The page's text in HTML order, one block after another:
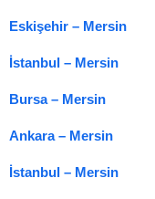
Eskişehir – Mersin
İstanbul – Mersin
Bursa – Mersin
Ankara – Mersin
İstanbul – Mersin